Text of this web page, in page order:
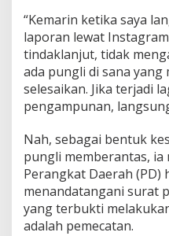
“Kemarin ketika saya
laporan lewat
tindaklanjut, tidak
ada pungli di sana
selesaikan. Jika terjadi
pengampunan,
Nah, sebagai bentuk
pungli memberantas,
Perangkat Daerah
menandatangani surat
yang terbukti
adalah pemecatan.